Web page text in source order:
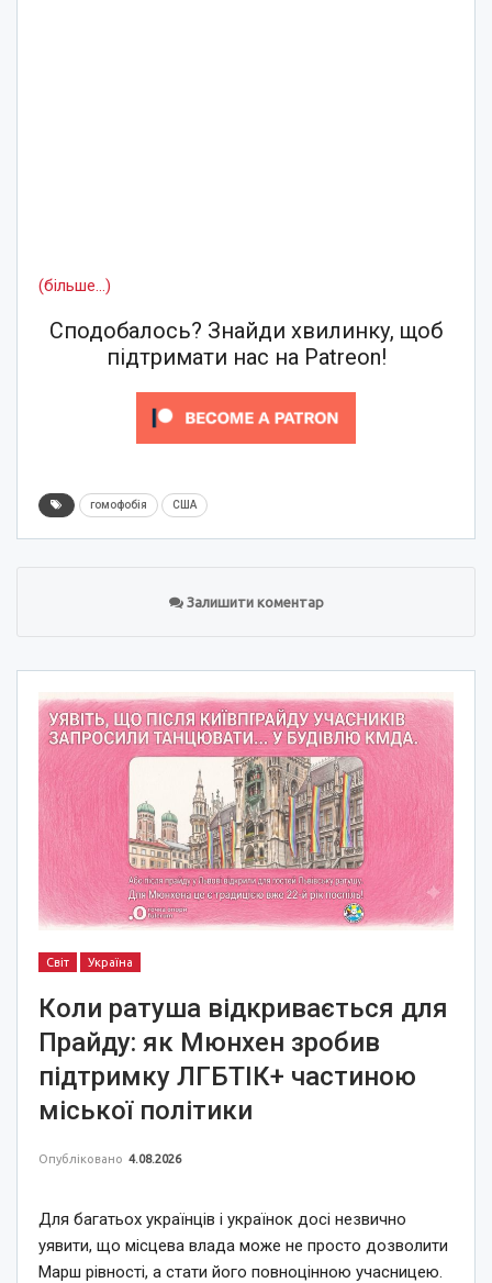
(більше…)
Сподобалось? Знайди хвилинку, щоб
підтримати нас на Patreon!
гомофобія США
Залишити коментар
Світ Україна
Коли ратуша відкривається для
Прайду: як Мюнхен зробив
підтримку ЛГБТІК+ частиною
міської політики
Опубліковано 4.08.2026
Для багатьох українців і українок досі незвично
уявити, що місцева влада може не просто дозволити
Марш рівності, а стати його повноцінною учасницею.